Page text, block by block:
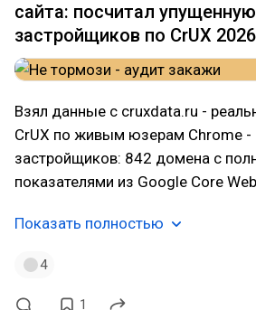
сайта: посчитал
застройщиков по CrUX 2026
Взял данные с cruxdata.ru -
CrUX по живым юзерам Chrome -
застройщиков: 842 домена с
показателями из Google Core
Показать полностью
4
1